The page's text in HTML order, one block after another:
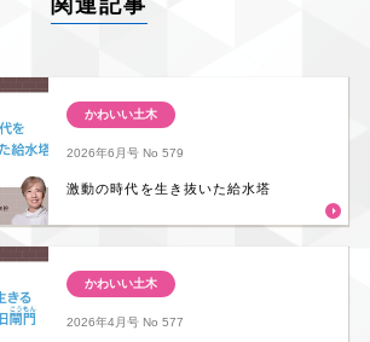
かわいい土木
2026年6月号No 579
激動の時代を生き抜いた給水塔
かわいい土木
2026年4月号No 577